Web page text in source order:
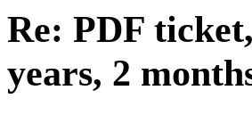
Re: PDF
years, 2